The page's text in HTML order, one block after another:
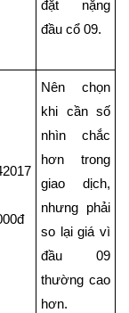
đặt nặng
đầu cổ 09.
Nên chọn
khi cần số
nhìn chắc
hơn trong
giao dịch,
nhưng phải
so lại giá vì
đầu 09
thường cao
hơn.